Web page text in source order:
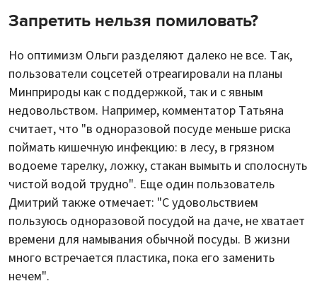
Запретить нельзя помиловать?
Но оптимизм Ольги разделяют далеко не все. Так,
пользователи соцсетей отреагировали на планы
Минприроды как с поддержкой, так и с явным
недовольством. Например, комментатор Татьяна
считает, что "в одноразовой посуде меньше риска
поймать кишечную инфекцию: в лесу, в грязном
водоеме тарелку, ложку, стакан вымыть и сполоснуть
чистой водой трудно". Еще один пользователь
Дмитрий также отмечает: "С удовольствием
пользуюсь одноразовой посудой на даче, не хватает
времени для намывания обычной посуды. В жизни
много встречается пластика, пока его заменить
нечем".